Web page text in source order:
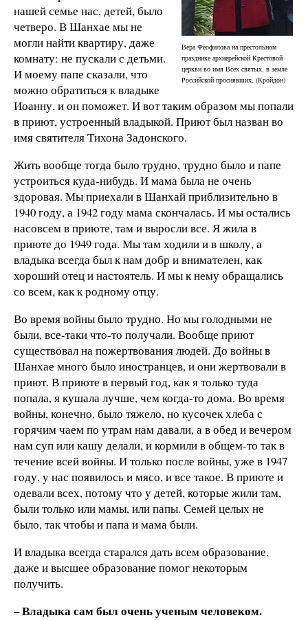
Вера Феофилова на престольном
празднике архиерейской Крестовой
церкви во имя Всех святых, в земле
Росcийcкой просиявших, (Кройдон)
нашей семье нас, детей, было
четверо. В Шанхае мы не
могли найти квартиру, даже
комнату: не пускали с детьми.
И моему папе сказали, что
можно обратиться к владыке
Иоанну, и он поможет. И вот таким образом мы попали
в приют, устроенный владыкой. Приют был назван во
имя святителя Тихона Задонского.
Жить вообще тогда было трудно, трудно было и папе
устроиться куда-нибудь. И мама была не очень
здоровая. Мы приехали в Шанхай приблизительно в
1940 году, а 1942 году мама скончалась. И мы остались
насовсем в приюте, там и выросли все. Я жила в
приюте до 1949 года. Мы там ходили и в школу, а
владыка всегда был к нам добр и внимателен, как
хороший отец и настоятель. И мы к нему обращались
со всем, как к родному отцу.
Во время войны было трудно. Но мы голодными не
были, все-таки что-то получали. Вообще приют
существовал на пожертвования людей. До войны в
Шанхае много было иностранцев, и они жертвовали в
приют. В приюте в первый год, как я только туда
попала, я кушала лучше, чем когда-то дома. Во время
войны, конечно, было тяжело, но кусочек хлеба с
горячим чаем по утрам нам давали, а в обед и вечером
нам суп или кашу делали, и кормили в общем-то так в
течение всей войны. И только после войны, уже в 1947
году, у нас появилось и мясо, и все такое. В приюте и
одевали всех, потому что у детей, которые жили там,
были только или мамы, или папы. Семей целых не
было, так чтобы и папа и мама были.
И владыка всегда старался дать всем образование,
даже и высшее образование помог некоторым
получить.
– Владыка сам был очень ученым человеком.